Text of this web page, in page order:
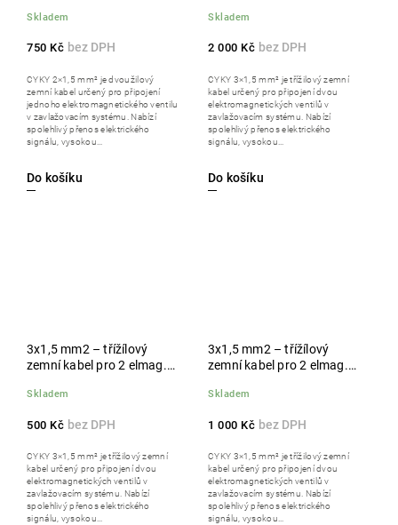
Skladem
750 Kč
Do košíku
CYKY 2×1,5 mm² je dvoužilový
zemní kabel určený pro připojení
jednoho elektromagnetického ventilu
v zavlažovacím systému. Nabízí
spolehlivý přenos elektrického
signálu, vysokou...
Skladem
2 000 Kč
Do košíku
CYKY 3×1,5 mm² je třížilový zemní
kabel určený pro připojení dvou
elektromagnetických ventilů v
zavlažovacím systému. Nabízí
spolehlivý přenos elektrického
signálu, vysokou...
3x1,5 mm2 – třížílový
zemní kabel pro 2 elmag.
Skladem
500 Kč
CYKY 3×1,5 mm² je třížilový zemní
kabel určený pro připojení dvou
elektromagnetických ventilů v
zavlažovacím systému. Nabízí
spolehlivý přenos elektrického
signálu, vysokou...
3x1,5 mm2 – třížílový
zemní kabel pro 2 elmag.
Skladem
1 000 Kč
CYKY 3×1,5 mm² je třížilový zemní
kabel určený pro připojení dvou
elektromagnetických ventilů v
zavlažovacím systému. Nabízí
spolehlivý přenos elektrického
signálu, vysokou...